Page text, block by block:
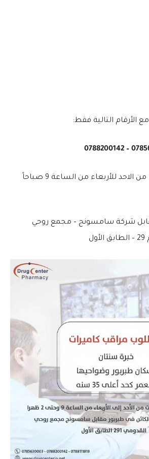
الأرقام التالية فقط:
موعد تقديم الطلبات من الاحد للأربعاء من الساعة 9 صباحاً
شركة سامسونج – مجمع روحي